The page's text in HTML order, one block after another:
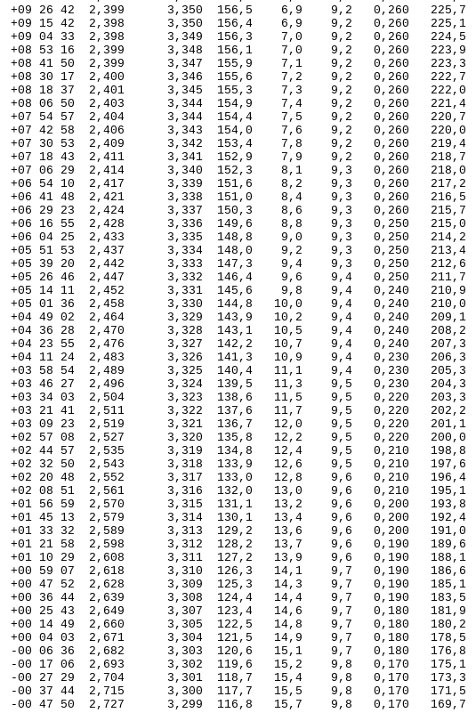
26 42  2,399      3,350  156,5    6,9    9,2   0,260   225,7
15 42  2,398      3,350  156,4    6,9    9,2   0,260   225,1
04 33  2,398      3,349  156,3    7,0    9,2   0,260   224,5
53 16  2,399      3,348  156,1    7,0    9,2   0,260   223,9
41 50  2,399      3,347  155,9    7,1    9,2   0,260   223,3
30 17  2,400      3,346  155,6    7,2    9,2   0,260   222,7
18 37  2,401      3,345  155,3    7,3    9,2   0,260   222,0
06 50  2,403      3,344  154,9    7,4    9,2   0,260   221,4
54 57  2,404      3,344  154,4    7,5    9,2   0,260   220,7
42 58  2,406      3,343  154,0    7,6    9,2   0,260   220,0
30 53  2,409      3,342  153,4    7,8    9,2   0,260   219,4
18 43  2,411      3,341  152,9    7,9    9,2   0,260   218,7
06 29  2,414      3,340  152,3    8,1    9,3   0,260   218,0
54 10  2,417      3,339  151,6    8,2    9,3   0,260   217,2
41 48  2,421      3,338  151,0    8,4    9,3   0,260   216,5
29 23  2,424      3,337  150,3    8,6    9,3   0,260   215,7
16 55  2,428      3,336  149,6    8,8    9,3   0,250   215,0
04 25  2,433      3,335  148,8    9,0    9,3   0,250   214,2
51 53  2,437      3,334  148,0    9,2    9,3   0,250   213,4
39 20  2,442      3,333  147,3    9,4    9,3   0,250   212,6
26 46  2,447      3,332  146,4    9,6    9,4   0,250   211,7
14 11  2,452      3,331  145,6    9,8    9,4   0,240   210,9
01 36  2,458      3,330  144,8   10,0    9,4   0,240   210,0
49 02  2,464      3,329  143,9   10,2    9,4   0,240   209,1
36 28  2,470      3,328  143,1   10,5    9,4   0,240   208,2
23 55  2,476      3,327  142,2   10,7    9,4   0,240   207,3
11 24  2,483      3,326  141,3   10,9    9,4   0,230   206,3
58 54  2,489      3,325  140,4   11,1    9,4   0,230   205,3
46 27  2,496      3,324  139,5   11,3    9,5   0,230   204,3
34 03  2,504      3,323  138,6   11,5    9,5   0,220   203,3
21 41  2,511      3,322  137,6   11,7    9,5   0,220   202,2
09 23  2,519      3,321  136,7   12,0    9,5   0,220   201,1
57 08  2,527      3,320  135,8   12,2    9,5   0,220   200,0
44 57  2,535      3,319  134,8   12,4    9,5   0,210   198,8
32 50  2,543      3,318  133,9   12,6    9,5   0,210   197,6
20 48  2,552      3,317  133,0   12,8    9,6   0,210   196,4
08 51  2,561      3,316  132,0   13,0    9,6   0,210   195,1
56 59  2,570      3,315  131,1   13,2    9,6   0,200   193,8
45 13  2,579      3,314  130,1   13,4    9,6   0,200   192,4
33 32  2,589      3,313  129,2   13,6    9,6   0,200   191,0
21 58  2,598      3,312  128,2   13,7    9,6   0,190   189,6
10 29  2,608      3,311  127,2   13,9    9,6   0,190   188,1
59 07  2,618      3,310  126,3   14,1    9,7   0,190   186,6
47 52  2,628      3,309  125,3   14,3    9,7   0,190   185,1
36 44  2,639      3,308  124,4   14,4    9,7   0,190   183,5
25 43  2,649      3,307  123,4   14,6    9,7   0,180   181,9
14 49  2,660      3,305  122,5   14,8    9,7   0,180   180,2
04 03  2,671      3,304  121,5   14,9    9,7   0,180   178,5
06 36  2,682      3,303  120,6   15,1    9,7   0,180   176,8
17 06  2,693      3,302  119,6   15,2    9,8   0,170   175,1
27 29  2,704      3,301  118,7   15,4    9,8   0,170   173,3
37 44  2,715      3,300  117,7   15,5    9,8   0,170   171,5
47 50  2,727      3,299  116,8   15,7    9,8   0,170   169,7